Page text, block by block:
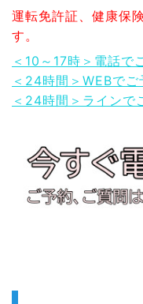
運転免許証、健康保
す。
＜10～17時＞電話で
＜24時間＞WEBで
＜24時間＞ラインで